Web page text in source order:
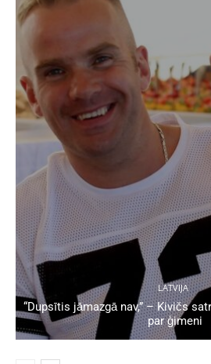
LATVIJA
“Dupsītis jāmazgā nav,” – Kivičs
par ģimeni